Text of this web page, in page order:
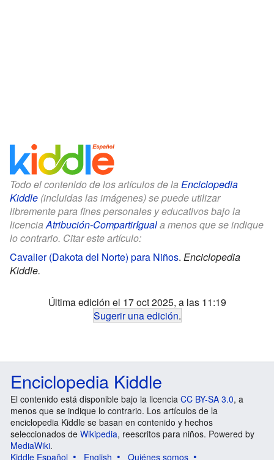
Todo el contenido de los artículos de la Enciclopedia
Kiddle (incluidas las imágenes) se puede utilizar
libremente para fines personales y educativos bajo la
licenciaAtribución-CompartirIguala menos que se indique
lo contrario. Citar este artículo:
Cavalier (Dakota del Norte) para Niños. Enciclopedia
Kiddle.
Última edición el 17 oct 2025, a las 11:19
Sugerir una edición.
Enciclopedia Kiddle
El contenido está disponible bajo la licencia CC BY-SA 3.0, a
menos que se indique lo contrario. Los artículos de la
enciclopedia Kiddle se basan en contenido y hechos
seleccionados de Wikipedia, reescritos para niños. Powered by
MediaWiki.
Kiddle Español
English Quiénes somos